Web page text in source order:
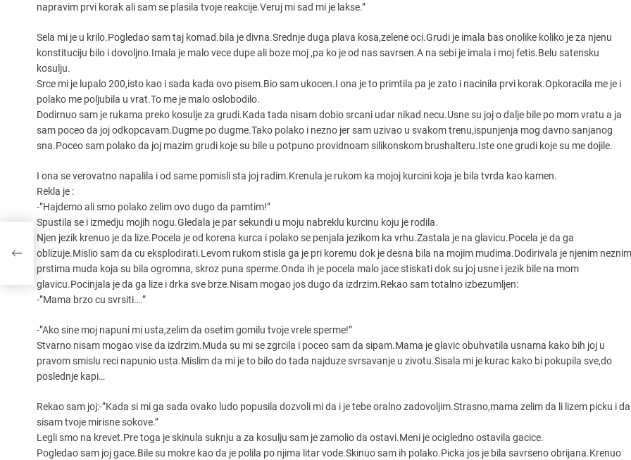
napravim prvi korak ali sam se plasila tvoje reakcije.Veruj mi sad mi je lakse.”
Sela mi je u krilo.Pogledao sam taj komad.bila je divna.Srednje duga plava kosa,zelene oci.Grudi je imala bas onolike koliko je za njenu
konstituciju bilo i dovoljno.Imala je malo vece dupe ali boze moj ,pa ko je od nas savrsen.A na sebi je imala i moj fetis.Belu satensku
kosulju.
Srce mi je lupalo 200,isto kao i sada kada ovo pisem.Bio sam ukocen.I ona je to primtila pa je zato i nacinila prvi korak.Opkoracila me je i
polako me poljubila u vrat.To me je malo oslobodilo.
Dodirnuo sam je rukama preko kosulje za grudi.Kada tada nisam dobio srcani udar nikad necu.Usne su joj o dalje bile po mom vratu a ja
sam poceo da joj odkopcavam.Dugme po dugme.Tako polako i nezno jer sam uzivao u svakom trenu,ispunjenja mog davno sanjanog
sna.Poceo sam polako da joj mazim grudi koje su bile u potpuno providnoam silikonskom brushalteru.Iste one grudi koje su me dojile.
I ona se verovatno napalila i od same pomisli sta joj radim.Krenula je rukom ka mojoj kurcini koja je bila tvrda kao kamen.
Rekla je :
-”Hajdemo ali smo polako zelim ovo dugo da pamtim!”
Spustila se i izmedju mojih nogu.Gledala je par sekundi u moju nabreklu kurcinu koju je rodila.
Njen jezik krenuo je da lize.Pocela je od korena kurca i polako se penjala jezikom ka vrhu.Zastala je na glavicu.Pocela je da ga
oblizuje.Mislio sam da cu eksplodirati.Levom rukom stisla ga je pri koremu dok je desna bila na mojim mudima.Dodirivala je njenim neznim
prstima muda koja su bila ogromna, skroz puna sperme.Onda ih je pocela malo jace stiskati dok su joj usne i jezik bile na mom
glavicu.Pocinjala je da ga lize i drka sve brze.Nisam mogao jos dugo da izdrzim.Rekao sam totalno izbezumljen:
-”Mama brzo cu svrsiti….”
-”Ako sine moj napuni mi usta,zelim da osetim gomilu tvoje vrele sperme!”
Stvarno nisam mogao vise da izdrzim.Muda su mi se zgrcila i poceo sam da sipam.Mama je glavic obuhvatila usnama kako bih joj u
pravom smislu reci napunio usta.Mislim da mi je to bilo do tada najduze svrsavanje u zivotu.Sisala mi je kurac kako bi pokupila sve,do
poslednje kapi…
Rekao sam joj:-”Kada si mi ga sada ovako ludo popusila dozvoli mi da i je tebe oralno zadovoljim.Strasno,mama zelim da li lizem picku i da
sisam tvoje mirisne sokove.”
Legli smo na krevet.Pre toga je skinula suknju a za kosulju sam je zamolio da ostavi.Meni je ocigledno ostavila gacice.
Pogledao sam joj gace.Bile su mokre kao da je polila po njima litar vode.Skinuo sam ih polako.Picka jos je bila savrseno obrijana.Krenuo